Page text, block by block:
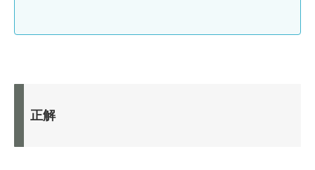
正解